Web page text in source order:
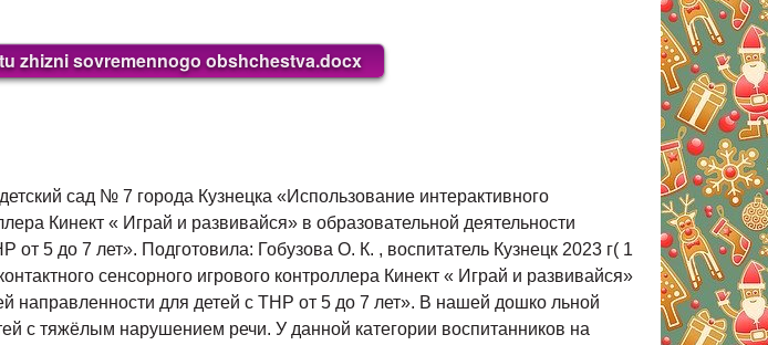
zhizni sovremennogo obshchestva.docx
сад № 7 города Кузнецка «Использование интерактивного
Кинект « Играй и развивайся» в образовательной деятельности
5 до 7 лет». Подготовила: Гобузова О. К. , воспитатель Кузнецк 2023 г( 1
сенсорного игрового контроллера Кинект « Играй и развивайся»
направленности для детей с ТНР от 5 до 7 лет». В нашей дошко льной
с тяжёлым нарушением речи. У данной категории воспитанников на